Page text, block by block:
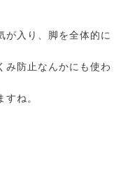
が入り、脚を全体的に
み防止なんかにも使わ
ね。